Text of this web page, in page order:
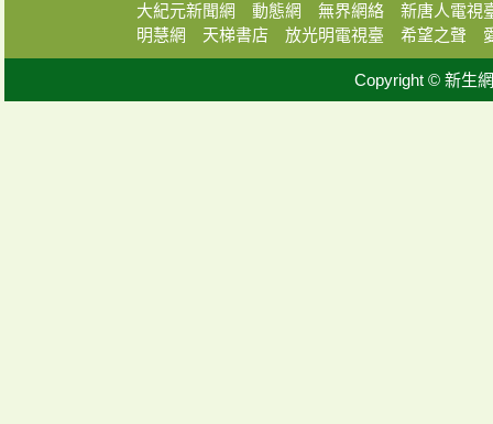
大紀元新聞網 動態網 無界網絡
新唐人電視
明慧網
天梯書店 放光明電視臺 希望之聲
Copyright © 新生